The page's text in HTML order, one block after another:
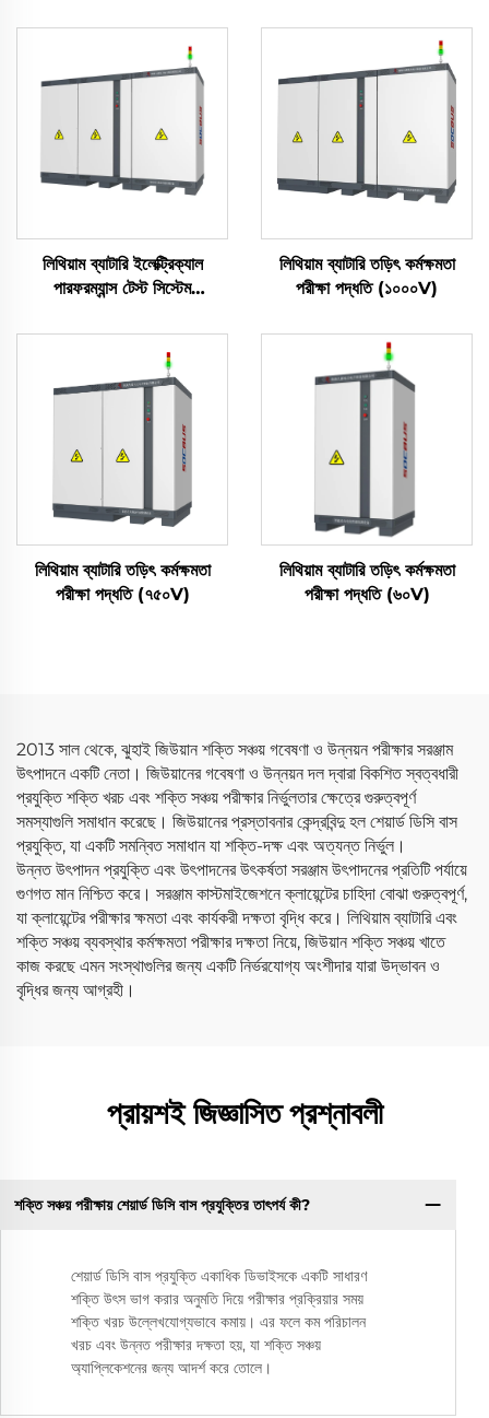
লিথিয়াম ব্যাটারি ইলেক্ট্রিক্যাল
পারফরম্যান্স টেস্ট সিস্টেম
লিথিয়াম ব্যাটারি তড়িৎ কর্মক্ষমতা
পরীক্ষা পদ্ধতি (১০০০V)
লিথিয়াম ব্যাটারি তড়িৎ কর্মক্ষমতা
পরীক্ষা পদ্ধতি (৭৫০V)
লিথিয়াম ব্যাটারি তড়িৎ কর্মক্ষমতা
পরীক্ষা পদ্ধতি (৬০V)
2013 সাল থেকে, ঝুহাই জিউয়ান শক্তি সঞ্চয় গবেষণা ও উন্নয়ন পরীক্ষার সরঞ্জাম
উৎপাদনে একটি নেতা। জিউয়ানের গবেষণা ও উন্নয়ন দল দ্বারা বিকশিত স্বত্বধারী
প্রযুক্তি শক্তি খরচ এবং শক্তি সঞ্চয় পরীক্ষার নির্ভুলতার ক্ষেত্রে গুরুত্বপূর্ণ
সমস্যাগুলি সমাধান করেছে। জিউয়ানের প্রস্তাবনার কেন্দ্রবিন্দু হল শেয়ার্ড ডিসি বাস
প্রযুক্তি, যা একটি সমন্বিত সমাধান যা শক্তি-দক্ষ এবং অত্যন্ত নির্ভুল।
উন্নত উৎপাদন প্রযুক্তি এবং উৎপাদনের উৎকর্ষতা সরঞ্জাম উৎপাদনের প্রতিটি পর্যায়ে
গুণগত মান নিশ্চিত করে। সরঞ্জাম কাস্টমাইজেশনে ক্লায়েন্টের চাহিদা বোঝা গুরুত্বপূর্ণ,
যা ক্লায়েন্টের পরীক্ষার ক্ষমতা এবং কার্যকরী দক্ষতা বৃদ্ধি করে। লিথিয়াম ব্যাটারি এবং
শক্তি সঞ্চয় ব্যবস্থার কর্মক্ষমতা পরীক্ষার দক্ষতা নিয়ে, জিউয়ান শক্তি সঞ্চয় খাতে
কাজ করছে এমন সংস্থাগুলির জন্য একটি নির্ভরযোগ্য অংশীদার যারা উদ্ভাবন ও
বৃদ্ধির জন্য আগ্রহী।
প্রায়শই জিজ্ঞাসিত প্রশ্নাবলী
শক্তি সঞ্চয় পরীক্ষায় শেয়ার্ড ডিসি বাস প্রযুক্তির তাৎপর্য কী?
শেয়ার্ড ডিসি বাস প্রযুক্তি একাধিক ডিভাইসকে একটি সাধারণ
শক্তি উৎস ভাগ করার অনুমতি দিয়ে পরীক্ষার প্রক্রিয়ার সময়
শক্তি খরচ উল্লেখযোগ্যভাবে কমায়। এর ফলে কম পরিচালন
খরচ এবং উন্নত পরীক্ষার দক্ষতা হয়, যা শক্তি সঞ্চয়
অ্যাপ্লিকেশনের জন্য আদর্শ করে তোলে।